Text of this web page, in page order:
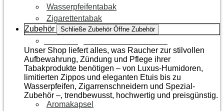
Wasserpfeifentabak
Zigarettentabak
Zubehör
Schließe Zubehör Öffne Zubehör
Unser Shop liefert alles, was Raucher zur stilvollen
Aufbewahrung, Zündung und Pflege ihrer
Tabakprodukte benötigen – von Luxus-Humidoren,
limitierten Zippos und eleganten Etuis bis zu
Wasserpfeifen, Zigarrenschneidern und Spezial-
Zubehör –, trendbewusst, hochwertig und preisgünstig.
Aromakapsel